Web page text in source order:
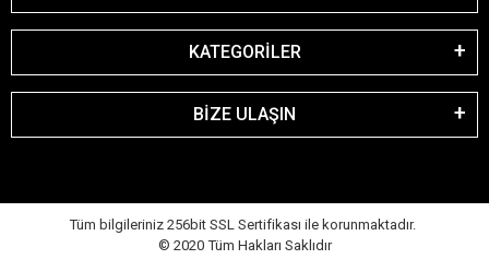
KATEGORİLER
BİZE ULAŞIN
Tüm bilgileriniz 256bit SSL Sertifikası ile korunmaktadır.
© 2020 Tüm Hakları Saklıdır